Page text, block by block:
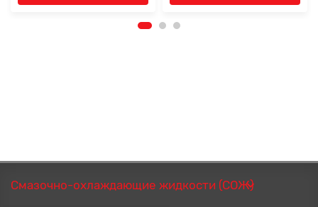
Смазочно-охлаждающие жидкости (СОЖ)